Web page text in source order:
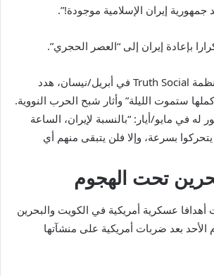
إيران الإسلامية موجودة!”.
بإعادة إيران إلى “العصر الحجري”.
وفي منشور نشرته منظمة Truth Social في أبريل/نيسان، هدد
ستموت الليلة” وأثار شبح الحرب النووية.
في مايو/أيار: “بالنسبة لإيران، الساعة
بسرعة، وإلا فلن يتبقى منهم أي
تحت الهجوم
أهدافا عسكرية أمريكية في الكويت والبحرين
بعد ضربات أمريكية على منشآتها